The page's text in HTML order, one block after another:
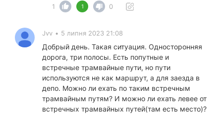
1
1 0
Jvv • 5 липня 2023 21:08
Добрый день. Такая ситуация. Односторонняя
дорога, три полосы. Есть попутные и
встречные трамвайные пути, но пути
используются не как маршрут, а для заезда в
депо. Можно ли ехать по таким встречным
трамвайным путям? И можно ли ехать левее от
встречных трамвайных путей(там есть место)?